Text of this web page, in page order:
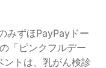
みずほPayPayドー
「ピンクフルデー
トは、乳がん検診